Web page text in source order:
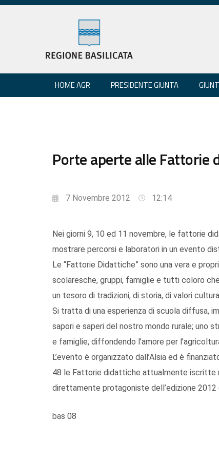
HOME AGR PRESIDENTE GIUNTA
Porte aperte alle Fattorie
7 Novembre 2012 12:14
Nei giorni 9, 10 ed 11 novembre, le fattorie
mostrare percorsi e laboratori in un evento
Le “Fattorie Didattiche” sono una vera e
scolaresche, gruppi, famiglie e tutti coloro
un tesoro di tradizioni, di storia, di valori
Si tratta di una esperienza di scuola diffusa,
sapori e saperi del nostro mondo rurale; uno
e famiglie, diffondendo l’amore per
L’evento è organizzato dall’Alsia ed è
48 le Fattorie didattiche attualmente iscritte
direttamente protagoniste dell’edizione
bas 08